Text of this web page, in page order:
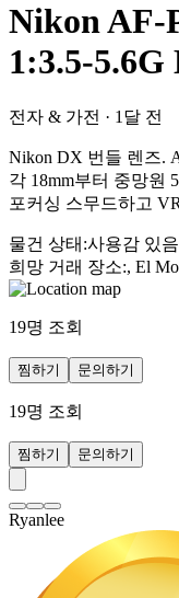
Nikon AF-
1:3.5-
전자 & 가전 · 1달 전
Nikon DX 번들 렌즈.
각 18mm부터 중망원
포커싱 스무드하고
물건 상태 :사용감 있음
희망 거래 장소:, El
19명 조회
찜하기 문의하기
19명 조회
찜하기 문의하기
Ryanlee